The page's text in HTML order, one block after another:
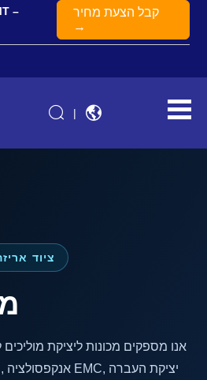
קבל הצעת מחיר
→
|
ציוד
אנו מספקים מכונות ליציקת